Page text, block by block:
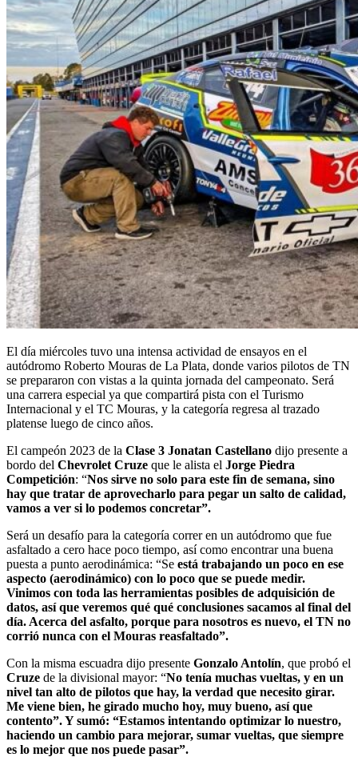
El día miércoles tuvo una intensa actividad de ensayos en el
autódromo Roberto Mouras de La Plata, donde varios pilotos de TN
se prepararon con vistas a la quinta jornada del campeonato. Será
una carrera especial ya que compartirá pista con el Turismo
Internacional y el TC Mouras, y la categoría regresa al trazado
platense luego de cinco años.
El campeón 2023 de la Clase 3 Jonatan Castellano dijo presente a
bordo del Chevrolet Cruze que le alista el Jorge Piedra
Competición: “Nos sirve no solo para este fin de semana, sino
hay que tratar de aprovecharlo para pegar un salto de calidad,
vamos a ver si lo podemos concretar”.
Será un desafío para la categoría correr en un autódromo que fue
asfaltado a cero hace poco tiempo, así como encontrar una buena
puesta a punto aerodinámica: “Se está trabajando un poco en ese
aspecto (aerodinámico) con lo poco que se puede medir.
Vinimos con toda las herramientas posibles de adquisición de
datos, así que veremos qué qué conclusiones sacamos al final del
día. Acerca del asfalto, porque para nosotros es nuevo, el TN no
corrió nunca con el Mouras reasfaltado”.
Con la misma escuadra dijo presente Gonzalo Antolín, que probó el
Cruze de la divisional mayor: “No tenía muchas vueltas, y en un
nivel tan alto de pilotos que hay, la verdad que necesito girar.
Me viene bien, he girado mucho hoy, muy bueno, así que
contento”. Y sumó: “Estamos intentando optimizar lo nuestro,
haciendo un cambio para mejorar, sumar vueltas, que siempre
es lo mejor que nos puede pasar”.